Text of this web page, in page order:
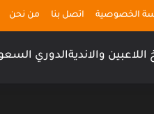
الخصوصية اتصل بنا من نحن
اللاعبين والانديةالدوري